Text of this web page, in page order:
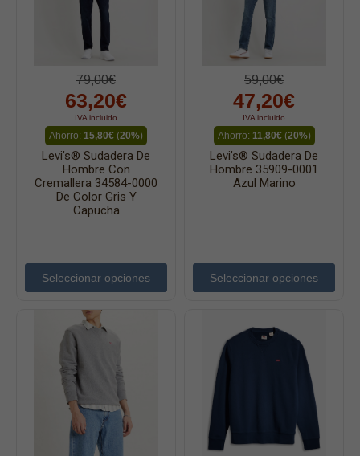
79,00€
63,20€
IVA incluido
Ahorro: 15,80€ (20%)
Levi’s® Sudadera De
Hombre Con
Cremallera 34584-0000
De Color Gris Y
Capucha
Seleccionar opciones
59,00€
47,20€
IVA incluido
Ahorro: 11,80€(20%)
Levi’s® Sudadera De
Hombre 35909-0001
Azul Marino
Seleccionar opciones